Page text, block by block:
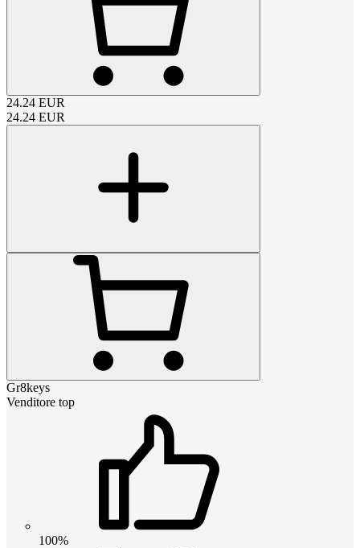
24.24 EUR
24.24 EUR
Gr8keys
Venditore top
100%